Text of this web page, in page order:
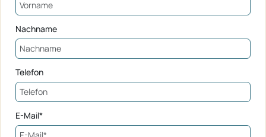
Nachname
Telefon
E-Mail*